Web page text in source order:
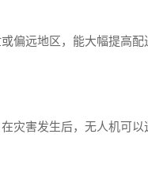
偏远地区，能大幅提高
灾害发生后，无人机可以